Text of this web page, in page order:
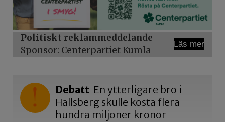
Politiskt reklammeddelande
Sponsor: Centerpartiet Kumla
Läs mer
Debatt En ytterligare bro i
Hallsberg skulle kosta flera
hundra miljoner kronor